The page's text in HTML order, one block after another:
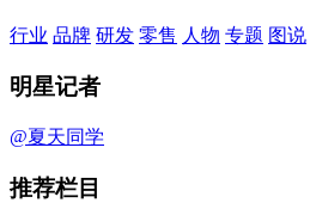
行业 品牌 研发 零售 人物 专题 图说
明星记者
@夏天同学
推荐栏目